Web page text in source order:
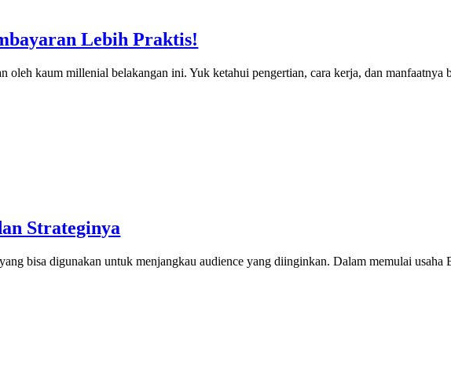
Lebih Praktis!
oleh kaum millenial belakangan ini. Yuk ketahui pengertian, cara kerja, dan
Strateginya
bisa digunakan untuk menjangkau audience yang diinginkan. Dalam memulai